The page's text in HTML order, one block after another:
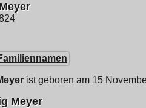
ist geboren am 15
Meyer